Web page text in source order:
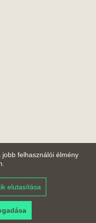
jobb felhasználói élmény
elutasítása